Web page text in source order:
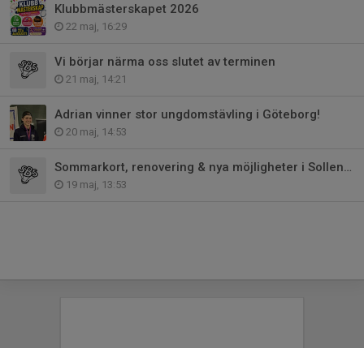
Klubbmästerskapet 2026
22 maj, 16:29
Vi börjar närma oss slutet av terminen
21 maj, 14:21
Adrian vinner stor ungdomstävling i Göteborg!
20 maj, 14:53
Sommarkort, renovering & nya möjligheter i Sollentuna Rackethall!
19 maj, 13:53